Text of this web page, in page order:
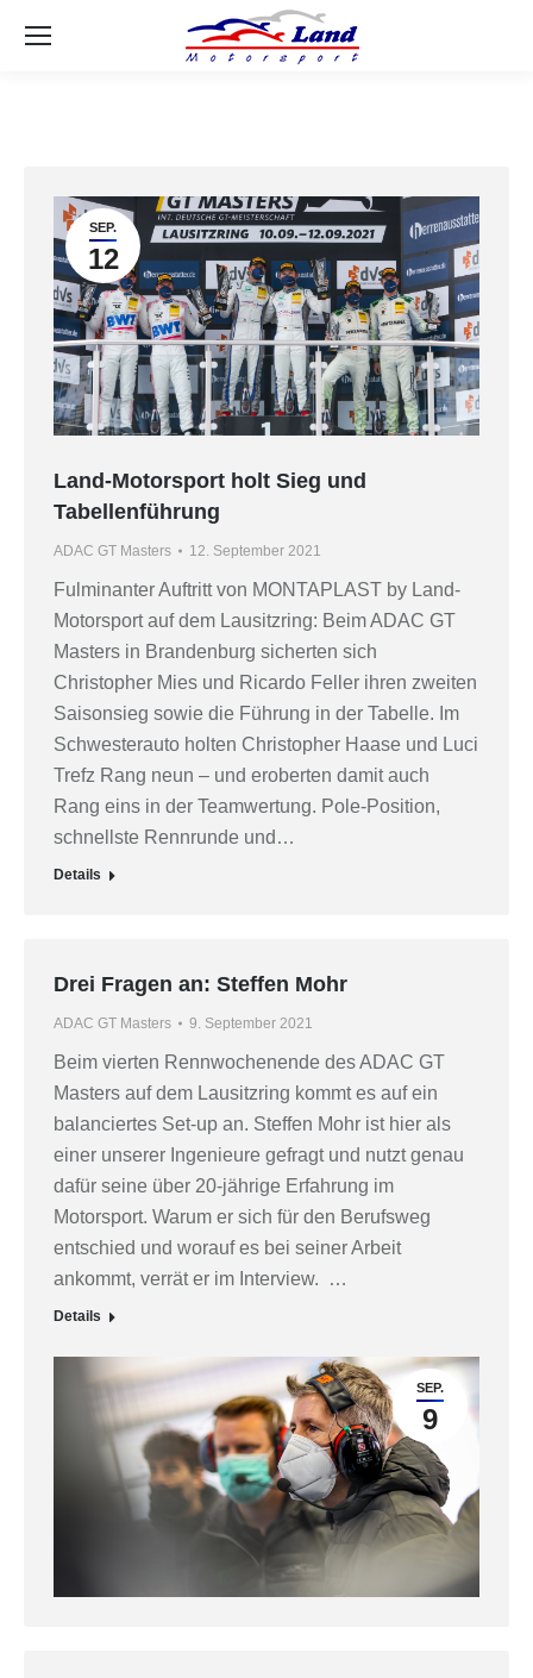
SEP.
12
Land-Motorsport holt Sieg und
Tabellenführung
ADAC GT Masters 12. September 2021
Fulminanter Auftritt von MONTAPLAST by Land-
Motorsport auf dem Lausitzring: Beim ADAC GT
Masters in Brandenburg sicherten sich
Christopher Mies und Ricardo Feller ihren zweiten
Saisonsieg sowie die Führung in der Tabelle. Im
Schwesterauto holten Christopher Haase und Luci
Trefz Rang neun – und eroberten damit auch
Rang eins in der Teamwertung. Pole-Position,
schnellste Rennrunde und…
Details
Drei Fragen an: Steffen Mohr
ADAC GT Masters 9. September 2021
Beim vierten Rennwochenende des ADAC GT
Masters auf dem Lausitzring kommt es auf ein
balanciertes Set-up an. Steffen Mohr ist hier als
einer unserer Ingenieure gefragt und nutzt genau
dafür seine über 20-jährige Erfahrung im
Motorsport. Warum er sich für den Berufsweg
entschied und worauf es bei seiner Arbeit
ankommt, verrät er im Interview. …
Details
SEP.
9